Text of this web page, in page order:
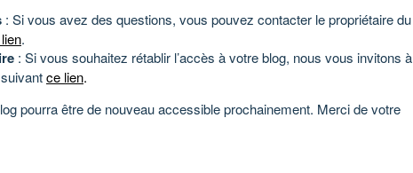
: Si vous avez des questions, vous pouvez contacter le propriétaire du
.
: Si vous souhaitez rétablir l’accès à votre blog, nous vous invitons à
ce lien.
pourra être de nouveau accessible prochainement. Merci de votre